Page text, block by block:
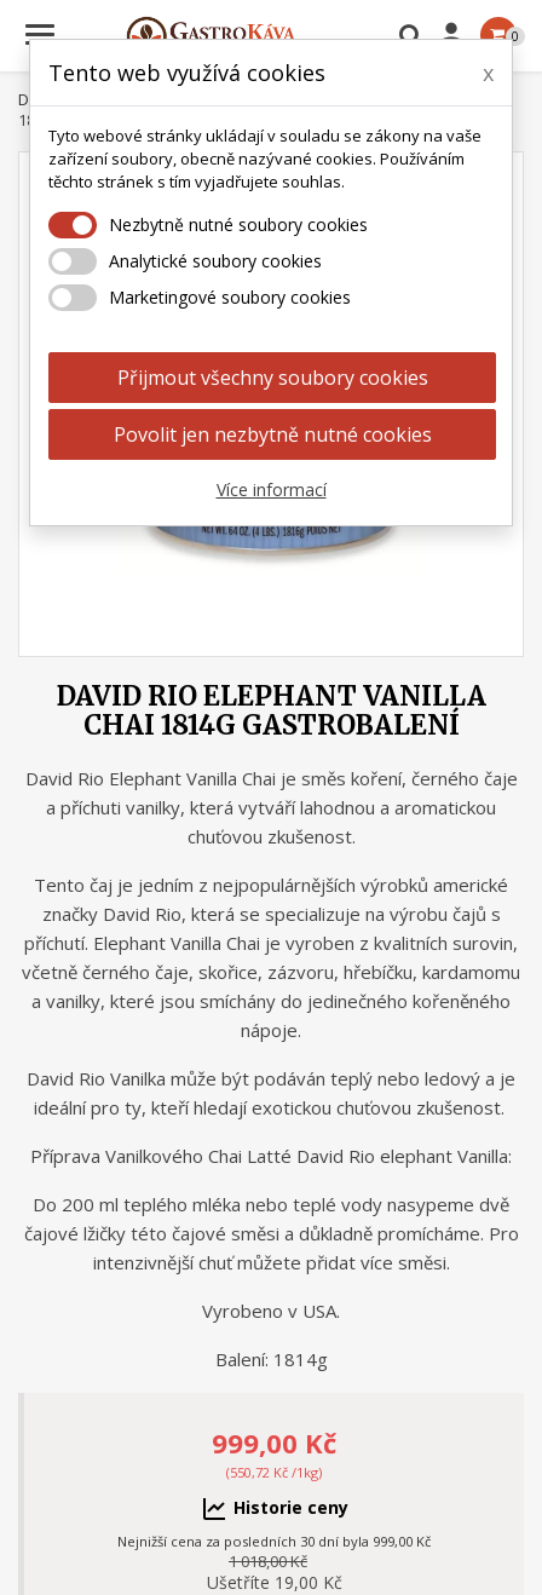
 0
Domů
1814g Gastrobalení
DAVID RIO ELEPHANT VANILLA
CHAI 1814G GASTROBALENÍ
David Rio Elephant Vanilla Chai je směs koření, černého čaje
a příchuti vanilky, která vytváří lahodnou a aromatickou
chuťovou zkušenost.
Tento čaj je jedním z nejpopulárnějších výrobků americké
značky David Rio, která se specializuje na výrobu čajů s
příchutí. Elephant Vanilla Chai je vyroben z kvalitních surovin,
včetně černého čaje, skořice, zázvoru, hřebíčku, kardamomu
a vanilky, které jsou smíchány do jedinečného kořeněného
nápoje.
David Rio Vanilka může být podáván teplý nebo ledový a je
ideální pro ty, kteří hledají exotickou chuťovou zkušenost.
Příprava Vanilkového Chai Latté David Rio elephant Vanilla:
Do 200 ml teplého mléka nebo teplé vody nasypeme dvě
čajové lžičky této čajové směsi a důkladně promícháme. Pro
intenzivnější chuť můžete přidat více směsi.
Vyrobeno v USA.
Balení: 1814g
999,00 Kč
(550,72 Kč /1kg)
Historie ceny
Nejnižší cena za posledních 30 dní byla 999,00 Kč
1 018,00 Kč
Ušetříte 19,00 Kč
Tento web využívá cookies x
Tyto webové stránky ukládají v souladu se zákony na vaše
zařízení soubory, obecně nazývané cookies. Používáním
těchto stránek s tím vyjadřujete souhlas.
Nezbytně nutné soubory cookies
Analytické soubory cookies
Marketingové soubory cookies
Přijmout všechny soubory cookies
Povolit jen nezbytně nutné cookies
Více informací